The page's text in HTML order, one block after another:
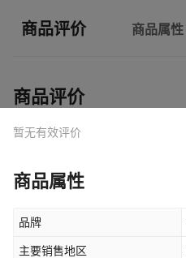
商品评价 商品属性
商品评价
暂无有效评价
商品属性
品牌
主要销售地区